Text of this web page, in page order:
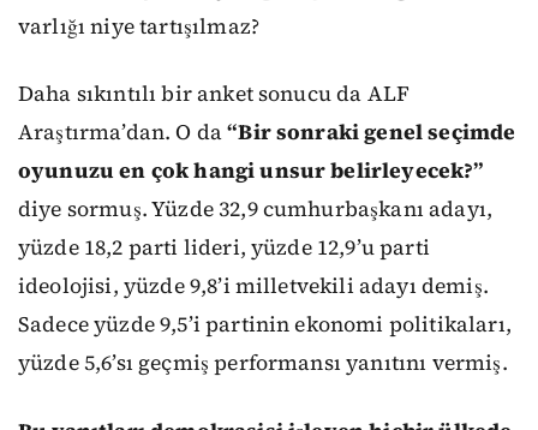
varlığı niye tartışılmaz?
Daha sıkıntılı bir anket sonucu da ALF
Araştırma’dan. O da“Bir sonraki genel seçimde
oyunuzu en çok hangi unsur belirleyecek?”
diye sormuş. Yüzde 32,9 cumhurbaşkanı adayı,
yüzde 18,2 parti lideri, yüzde 12,9’u parti
ideolojisi, yüzde 9,8’i milletvekili adayı demiş.
Sadece yüzde 9,5’i partinin ekonomi politikaları,
yüzde 5,6’sı geçmiş performansı yanıtını vermiş.